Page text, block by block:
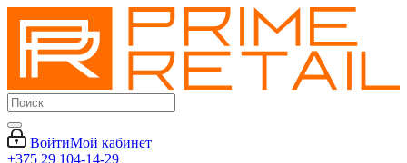
ВойтиМой кабинет
+375 29 104-14-29